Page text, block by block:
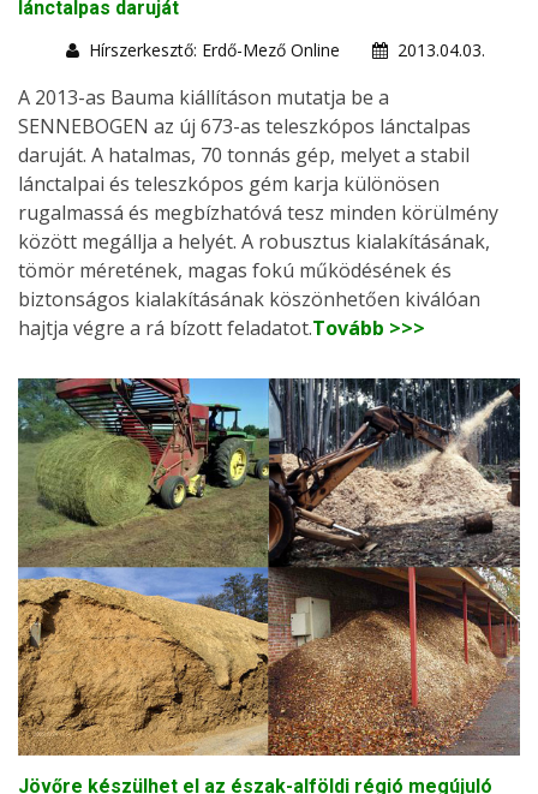
lánctalpas daruját
Hírszerkesztő: Erdő-Mező Online
2013.04.03.
A 2013-as Bauma kiállításon mutatja be a
SENNEBOGEN az új 673-as teleszkópos lánctalpas
daruját. A hatalmas, 70 tonnás gép, melyet a stabil
lánctalpai és teleszkópos gém karja különösen
rugalmassá és megbízhatóvá tesz minden körülmény
között megállja a helyét. A robusztus kialakításának,
tömör méretének, magas fokú működésének és
biztonságos kialakításának köszönhetően kiválóan
hajtja végre a rá bízott feladatot.Tovább >>>
Jövőre készülhet el az észak-alföldi régió megújuló